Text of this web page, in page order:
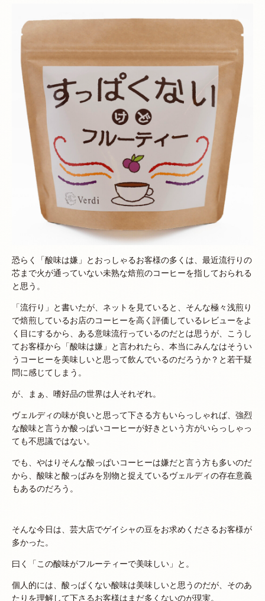
恐らく「酸味は嫌」とおっしゃるお客様の多くは、最近流行りの
芯まで火が通っていない未熟な焙煎のコーヒーを指しておられる
と思う。
「流行り」と書いたが、ネットを見ていると、そんな極々浅煎り
で焙煎しているお店のコーヒーを高く評価しているレビューをよ
く目にするから、ある意味流行っているのだとは思うが、こうし
てお客様から「酸味は嫌」と言われたら、本当にみんなはそうい
うコーヒーを美味しいと思って飲んでいるのだろうか？と若干疑
問に感じてしまう。
が、まぁ、嗜好品の世界は人それぞれ。
ヴェルディの味が良いと思って下さる方もいらっしゃれば、強烈
な酸味と言うか酸っぱいコーヒーが好きという方がいらっしゃっ
ても不思議ではない。
でも、やはりそんな酸っぱいコーヒーは嫌だと言う方も多いのだ
から、酸味と酸っぱみを別物と捉えているヴェルディの存在意義
もあるのだろう。
そんな今日は、芸大店でゲイシャの豆をお求めくださるお客様が
多かった。
曰く「この酸味がフルーティーで美味しい」と。
個人的には、酸っぱくない酸味は美味しいと思うのだが、そのあ
たりを理解して下さるお客様はまだ多くないのが現実。